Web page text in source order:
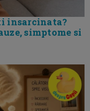
insarcinata?
simptome si